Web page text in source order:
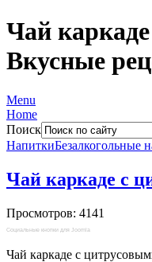
Чай
Вкусные
Menu
Home
Поиск
НапиткиБезалкогольные
Чай каркаде с
Просмотров: 4141
Социальные кнопки для Joomla
Чай каркаде с